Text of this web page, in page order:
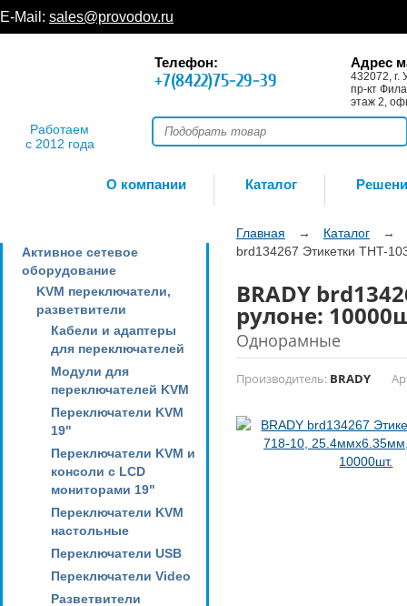
E-Mail: sales@provodov.ru
Работаем
с 2012 года
Телефон:
+7(8422)75-29-39
Адрес
432072, г.
пр-кт
этаж 2,
О компании Каталог
Активное сетевое
оборудование
KVM переключатели,
разветвители
Кабели и адаптеры
для переключателей
Модули для
переключателей KVM
Переключатели KVM
19"
Переключатели KVM и
консоли с LCD
мониторами 19"
Переключатели KVM
настольные
Переключатели USB
Переключатели Video
Разветвители
Главная → Каталог
→
brd134267 Этикетки THT-
BRADY
рулоне:
Однорамные
Производитель: BRADY